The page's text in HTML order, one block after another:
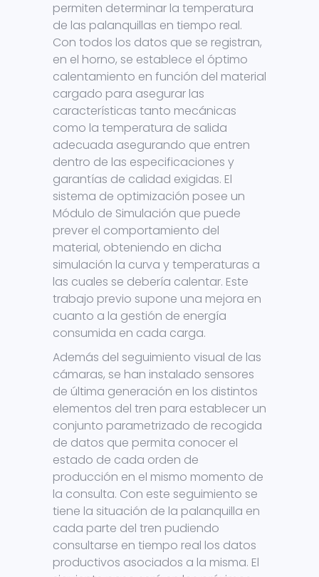
permiten determinar la temperatura
de las palanquillas en tiempo real.
Con todos los datos que se registran,
en el horno, se establece el óptimo
calentamiento en función del material
cargado para asegurar las
características tanto mecánicas
como la temperatura de salida
adecuada asegurando que entren
dentro de las especificaciones y
garantías de calidad exigidas. El
sistema de optimización posee un
Módulo de Simulación que puede
prever el comportamiento del
material, obteniendo en dicha
simulación la curva y temperaturas a
las cuales se debería calentar. Este
trabajo previo supone una mejora en
cuanto a la gestión de energía
consumida en cada carga.
Además del seguimiento visual de las
cámaras, se han instalado sensores
de última generación en los distintos
elementos del tren para establecer un
conjunto parametrizado de recogida
de datos que permita conocer el
estado de cada orden de
producción en el mismo momento de
la consulta. Con este seguimiento se
tiene la situación de la palanquilla en
cada parte del tren pudiendo
consultarse en tiempo real los datos
productivos asociados a la misma. El